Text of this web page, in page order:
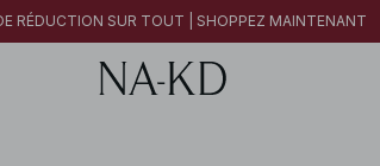
RÉDUCTION SUR TOUT | SHOPPEZ MAINTENANT